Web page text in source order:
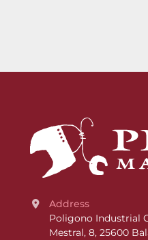
Address
Poligono Industrial
Mestral, 8, 25600